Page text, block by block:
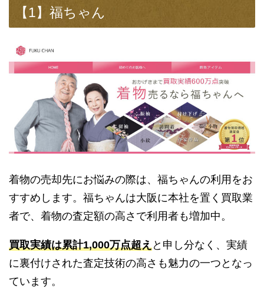
【1】福ちゃん
着物の売却先にお悩みの際は、福ちゃんの利用をお
すすめします。福ちゃんは大阪に本社を置く買取業
者で、着物の査定額の高さで利用者も増加中。
買取実績は累計1,000万点超えと申し分なく、実績
に裏付けされた査定技術の高さも魅力の一つとなっ
ています。